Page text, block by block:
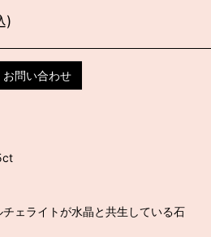
)
お問い合わせ
ェライトが水晶と共生している石